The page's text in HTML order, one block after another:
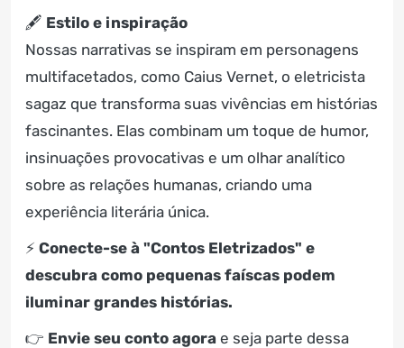
🖋 Estilo e inspiração
Nossas narrativas se inspiram em personagens
multifacetados, como Caius Vernet, o eletricista
sagaz que transforma suas vivências em histórias
fascinantes. Elas combinam um toque de humor,
insinuações provocativas e um olhar analítico
sobre as relações humanas, criando uma
experiência literária única.
⚡ Conecte-se à "Contos Eletrizados" e
descubra como pequenas faíscas podem
iluminar grandes histórias.
👉 Envie seu conto agora e seja parte dessa